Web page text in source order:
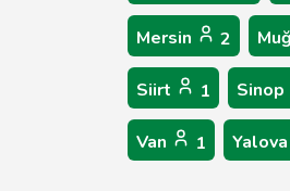
Mersin 2
Siirt 1 Sinop
Van 1 Yalova